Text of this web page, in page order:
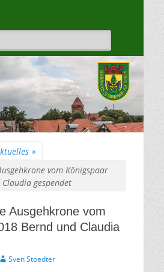
1528
»
vom Königspaar
gespendet
Ausgehkrone vom
Bernd und Claudia
AutorSven Stoedter